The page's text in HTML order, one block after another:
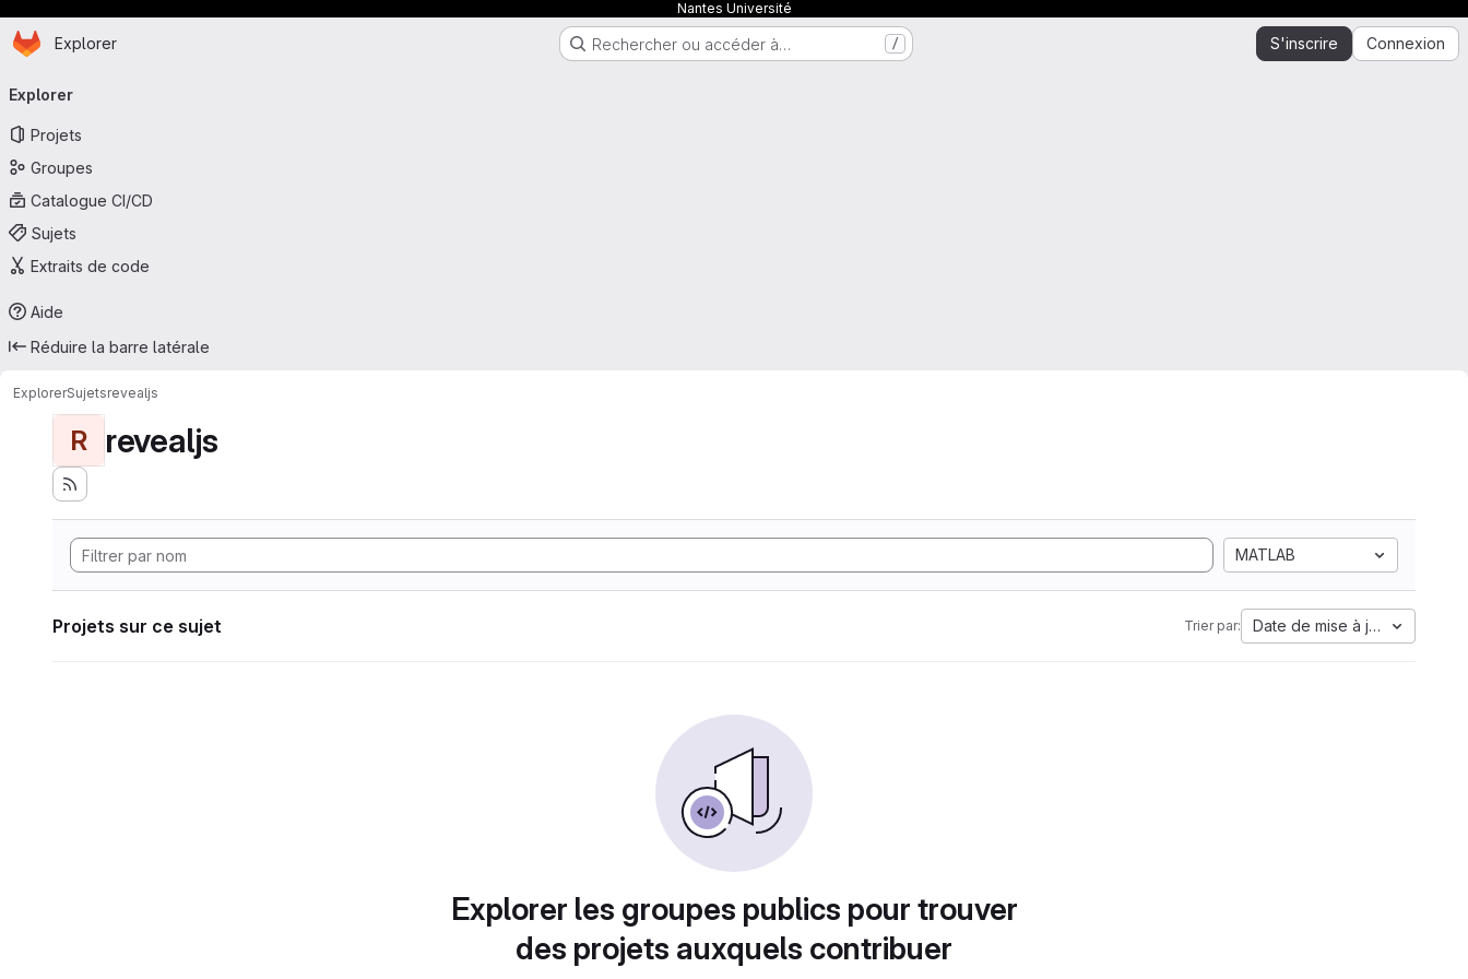
Nantes Université
Passer au contenu principal
Page d'accueil
Explorer Rechercher ou accéder à… / S'inscrire Connexion
principale
Explorer
Projets
Groupes
Catalogue CI/CD
Sujets
Extraits de code
Aide
Réduire la barre latérale
ExplorerSujetsrevealjs
R revealjs
MATLAB
Projets sur ce sujet Trier par: Date de mise à jour
Explorer les groupes publics pour trouver
des projets auxquels contribuer